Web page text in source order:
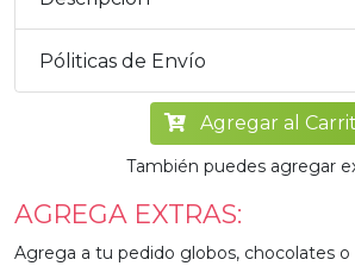
Póliticas de Envío
Agregar al
También puedes agregar
AGREGA EXTRAS:
Agrega a tu pedido globos, chocolates o